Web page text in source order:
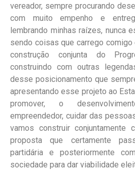
vereador, sempre procurando
com muito empenho e
lembrando minhas raízes, nunca
sendo coisas que carrego
construção conjunta do
construindo com outras
desse posicionamento que
apresentando esse projeto ao
promover, o
empreendedor, cuidar das
vamos construir conjuntamente
proposta que certamente
partidária e posteriormente
sociedade para dar viabilidade